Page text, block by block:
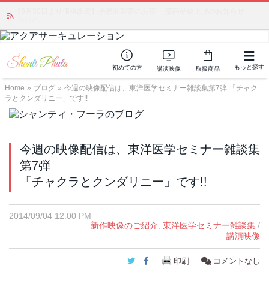
初めての方 講演映像 取扱商品 もっと探す
Home » ブログ » 今週の映像配信は、東洋医学セミナー雑談集第7弾 「チャク
ラとクンダリニー」です!!
今週の映像配信は、東洋医学セミナー雑談集
第7弾
「チャクラとクンダリニー」です!!
2014/09/04 12:00 PM
新作映像のご紹介 東洋医学セミナー雑談集 /
講演映像
Twitter
Facebook
印刷 コメントなし